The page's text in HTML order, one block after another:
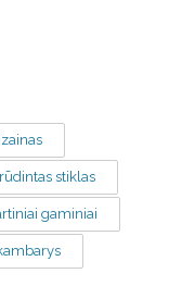
stiklas
gaminiai